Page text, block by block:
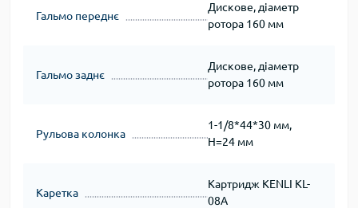
Гальмо переднє
Дискове, діаметр
ротора 160 мм
Гальмо заднє
Дискове, діаметр
ротора 160 мм
Рульова колонка
1-1/8*44*30 мм,
H=24 мм
Каретка
Картридж KENLI KL-
08A